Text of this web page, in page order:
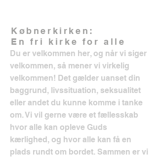
Købnerkirken:
En fri kirke for alle
Du er velkommen her, og når vi siger
velkommen, så mener vi virkelig
velkommen! Det gælder uanset din
baggrund, livssituation, seksualitet
eller andet du kunne komme i tanke
om. Vi vil gerne være et fællesskab
hvor alle kan opleve Guds
kærlighed, og hvor alle kan få en
plads rundt om bordet. Sammen er vi